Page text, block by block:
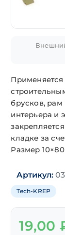
Применяется
брусков,
интерьера и
кладке за
Размер 10×80
Артикул:
Tech-KREP
19,00